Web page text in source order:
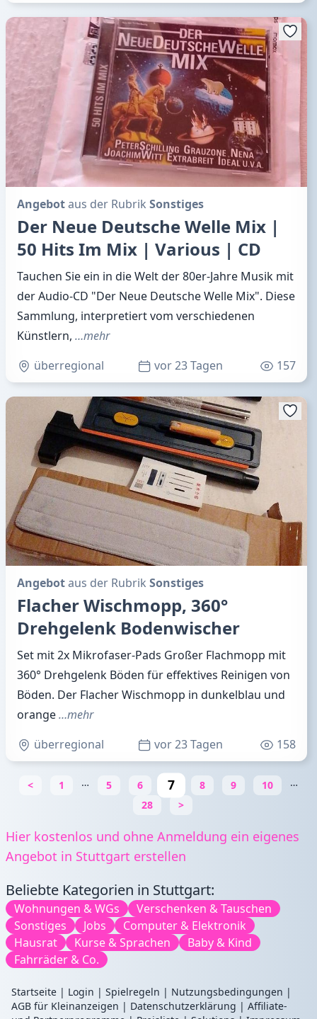
Angebotaus der Rubrik Sonstiges
Der Neue Deutsche Welle Mix |
50 Hits Im Mix | Various | CD
Tauchen Sie ein in die Welt der 80er-Jahre Musik mit
der Audio-CD "Der Neue Deutsche Welle Mix". Diese
Sammlung, interpretiert vom verschiedenen
Künstlern, …mehr
überregional
vor 23 Tagen 157
Angebotaus der Rubrik Sonstiges
Flacher Wischmopp, 360°
Drehgelenk Bodenwischer
Set mit 2x Mikrofaser-Pads Großer Flachmopp mit
360° Drehgelenk Böden für effektives Reinigen von
Böden. Der Flacher Wischmopp in dunkelblau und
orange…mehr
überregional
vor 23 Tagen 158
< 1 … 5 6 7 8 9 10
…
28
>
Hier kostenlos und ohne Anmeldung ein eigenes
Angebot in Stuttgart erstellen
Beliebte Kategorien in Stuttgart:
Wohnungen & WGs
Verschenken & Tauschen
Sonstiges
Jobs
Computer & Elektronik
Hausrat
Kurse & Sprachen
Baby & Kind
Fahrräder & Co.
Startseite | Login | Spielregeln | Nutzungsbedingungen |
AGB für Kleinanzeigen | Datenschutzerklärung | Affiliate-